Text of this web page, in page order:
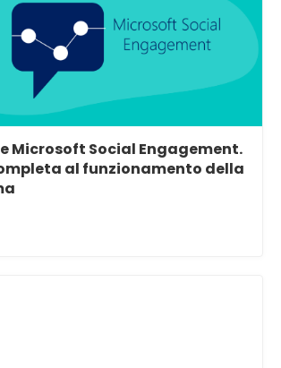
Microsoft Social Engagement.
al funzionamento della